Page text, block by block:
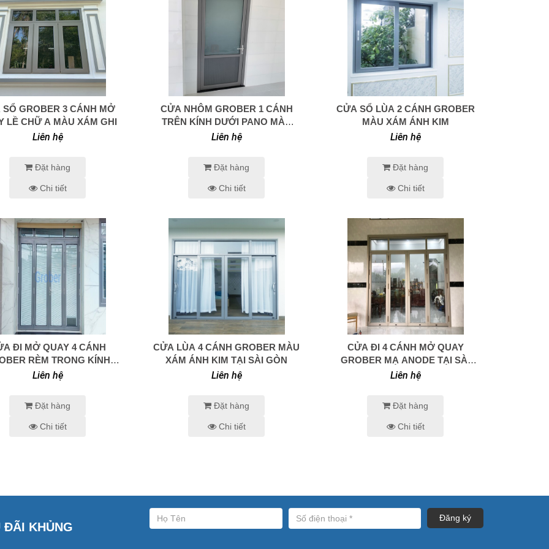
0938 414 005
SỔ GROBER 3 CÁNH MỞ
QUAY LỀ CHỮ A MÀU XÁM GHI
Liên hệ
Đặt hàng
Chi tiết
0938 414 005
CỬA NHÔM GROBER 1 CÁNH
TRÊN KÍNH DƯỚI PANO MÀU
XÁM ÁNH KIM
Liên hệ
Đặt hàng
Chi tiết
0938 414 005
CỬA SỔ LÙA 2 CÁNH GROBER
MÀU XÁM ÁNH KIM
Liên hệ
Đặt hàng
Chi tiết
0938 414 005
ĐI MỞ QUAY 4 CÁNH
RÈM TRONG KÍNH
XÁM ÁNH KIM
Liên hệ
Đặt hàng
Chi tiết
0938 414 005
CỬA LÙA 4 CÁNH GROBER MÀU
XÁM ÁNH KIM TẠI SÀI GÒN
Liên hệ
Đặt hàng
Chi tiết
0938 414 005
CỬA ĐI 4 CÁNH MỞ QUAY
GROBER MẠ ANODE TẠI SÀI
GÒN
Liên hệ
Đặt hàng
Chi tiết
ĐÃI KHỦNG